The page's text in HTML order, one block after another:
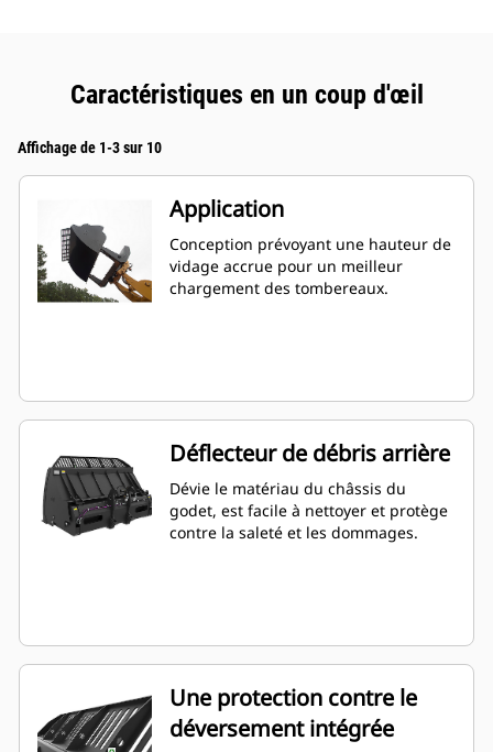
Caractéristiques en un coup d'œil
Affichage de 1-3 sur 10
Application
Conception prévoyant une hauteur de
vidage accrue pour un meilleur
chargement des tombereaux.
Déflecteur de débris arrière
Dévie le matériau du châssis du
godet, est facile à nettoyer et protège
contre la saleté et les dommages.
Une protection contre le
déversement intégrée